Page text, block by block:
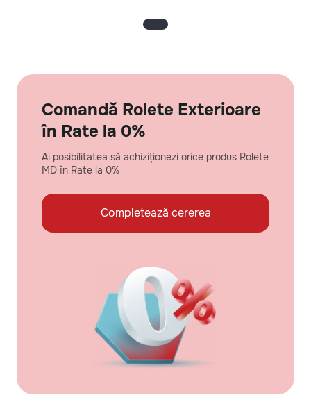
Comandă Rolete Exterioare
în Rate la 0%
Ai posibilitatea să achiziționezi orice produs Rolete
MD în Rate la 0%
Completează cererea